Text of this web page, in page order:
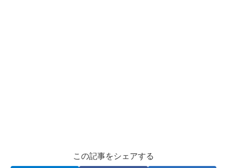
この記事をシェアする